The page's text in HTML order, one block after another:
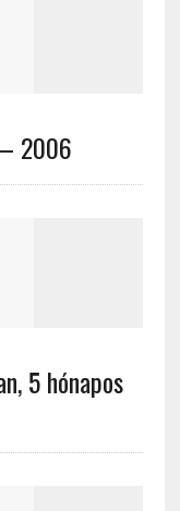
2006
5 hónapos